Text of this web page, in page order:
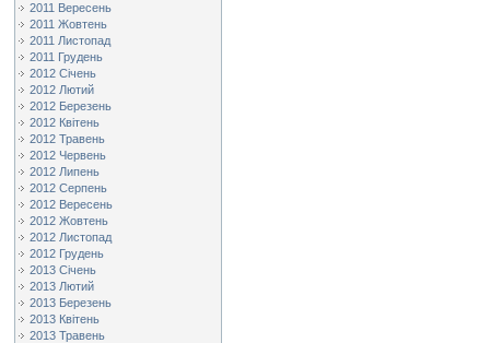
2011 Вересень
2011 Жовтень
2011 Листопад
2011 Грудень
2012 Січень
2012 Лютий
2012 Березень
2012 Квітень
2012 Травень
2012 Червень
2012 Липень
2012 Серпень
2012 Вересень
2012 Жовтень
2012 Листопад
2012 Грудень
2013 Січень
2013 Лютий
2013 Березень
2013 Квітень
2013 Травень